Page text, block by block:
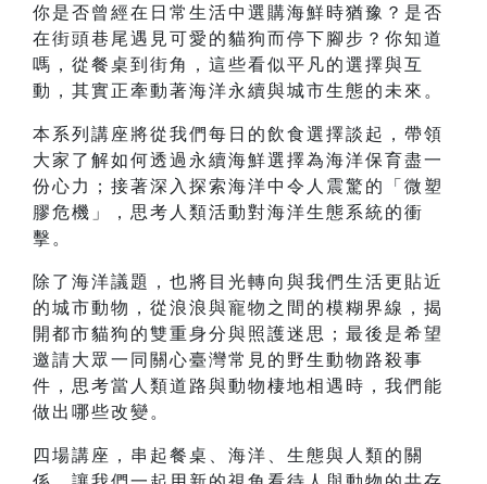
你是否曾經在日常生活中選購海鮮時猶豫？是否
在街頭巷尾遇見可愛的貓狗而停下腳步？你知道
嗎，從餐桌到街角，這些看似平凡的選擇與互
動，其實正牽動著海洋永續與城市生態的未來。
本系列講座將從我們每日的飲食選擇談起，帶領
大家了解如何透過永續海鮮選擇為海洋保育盡一
份心力；接著深入探索海洋中令人震驚的「微塑
膠危機」，思考人類活動對海洋生態系統的衝
擊。
除了海洋議題，也將目光轉向與我們生活更貼近
的城市動物，從浪浪與寵物之間的模糊界線，揭
開都市貓狗的雙重身分與照護迷思；最後是希望
邀請大眾一同關心臺灣常見的野生動物路殺事
件，思考當人類道路與動物棲地相遇時，我們能
做出哪些改變。
四場講座，串起餐桌、海洋、生態與人類的關